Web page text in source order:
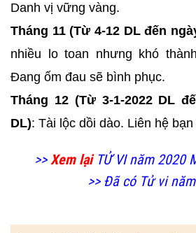
Danh vị vững vàng.
Tháng 11 (Từ 4-12 DL đến
nhiều lo toan nhưng khó
Đang ốm đau sẽ bình phục.
Tháng 12 (Từ 3-1-2022 DL
DL): Tài lộc dồi dào. Liên hệ
>>Xem lạiTỬ VI năm 2020
>> Đã có Tử vi